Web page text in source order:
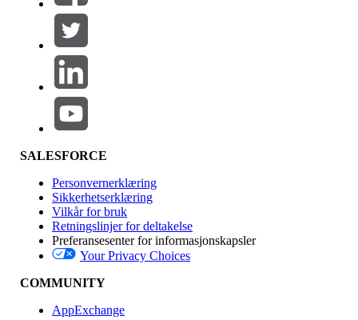
Knowledge-artikkelnummer
005318949
La oss få vite det slik at vi kan forbedre!
SALESFORCE
Personvernerklæring
Sikkerhetserklæring
Vilkår for bruk
Retningslinjer for deltakelse
Preferansesenter for informasjonskapsler
Your Privacy Choices
COMMUNITY
AppExchange